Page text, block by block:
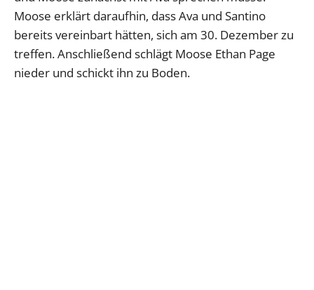
Moose erklärt daraufhin, dass Ava und Santino
bereits vereinbart hätten, sich am 30. Dezember zu
treffen. Anschließend schlägt Moose Ethan Page
nieder und schickt ihn zu Boden.